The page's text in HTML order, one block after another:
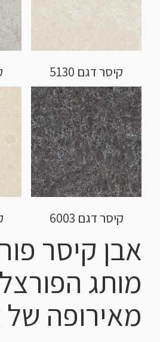
קיסר דגם 5130
קיסר דגם 6003
אבן קיסר
מותג
מאירופה של